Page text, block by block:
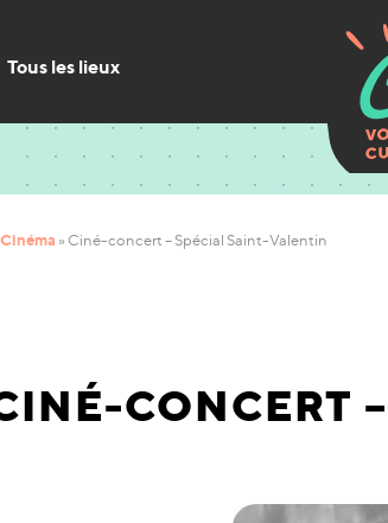
Tous les lieux
Cinéma » Ciné-concert – Spécial Saint-Valentin
CONCERT